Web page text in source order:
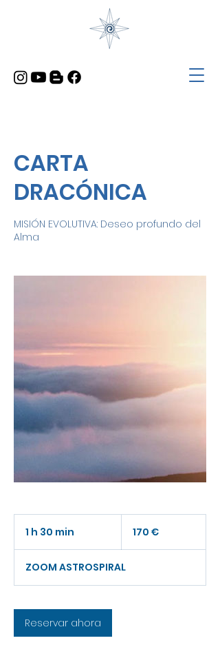
CARTA
DRACÓNICA
MISIÓN EVOLUTIVA: Deseo profundo del
Alma
1 h 30 min
0
i
n
170 €
ZOOM ASTROSPIRAL
Reservar ahora